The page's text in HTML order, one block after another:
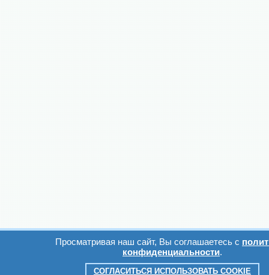
Просматривая наш сайт, Вы соглашаетесь с
конфиденциальности.
СОГЛАСИТЬСЯ ИСПОЛЬЗОВАТЬ COOKIE